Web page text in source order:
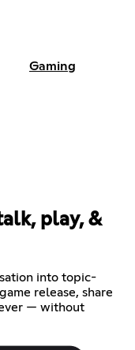
Gaming
play, &
into topic-
release, share
— without